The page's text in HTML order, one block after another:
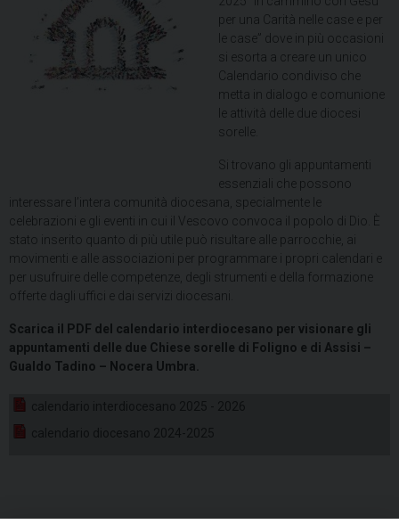
per una Carità nelle case e per
le case” dove in più occasioni
si esorta a creare un unico
Calendario condiviso che
metta in dialogo e comunione
le attività delle due diocesi
sorelle.
Si trovano gli appuntamenti
essenziali che possono
interessare l’intera comunità diocesana, specialmente le
celebrazioni e gli eventi in cui il Vescovo convoca il popolo di Dio. È
stato inserito quanto di più utile può risultare alle parrocchie, ai
movimenti e alle associazioni per programmare i propri calendari e
per usufruire delle competenze, degli strumenti e della formazione
offerte dagli uffici e dai servizi diocesani.
Scarica il PDF del calendario interdiocesano per visionare gli
appuntamenti delle due Chiese sorelle di Foligno e di Assisi –
Gualdo Tadino – Nocera Umbra.